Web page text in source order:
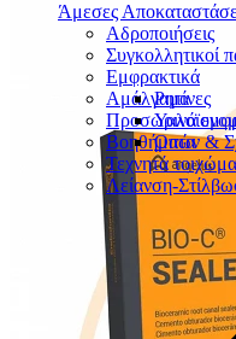
Άμεσες
Αδροποιήσεις
Συγκολλητικοί
Εμφρακτικά
Ρητίνες
Οπών &
Αμάλγαμα
Προσωρινά
Βοηθήματα
Τεχνητά
Λείανση-